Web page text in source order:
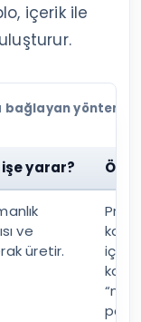
içerik ile
bağlayan
işe yarar?
ve
üretir.
kanıt